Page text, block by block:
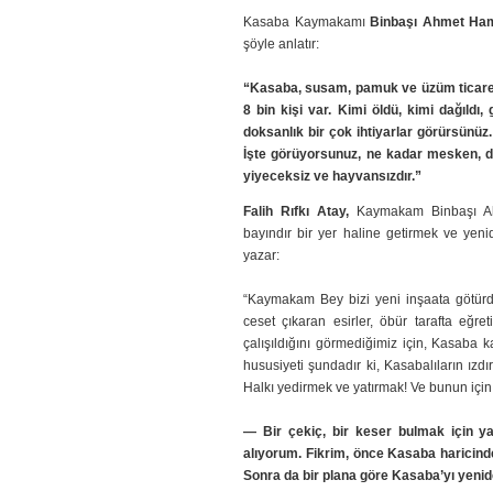
Kasaba Kaymakamı Binbaşı Ahmet
şöyle anlatır:
“Kasaba, susam, pamuk ve üzüm
8 bin kişi var. Kimi öldü, kimi
doksanlık bir çok ihtiyarlar
İşte görüyorsunuz, ne kadar mesken,
yiyeceksiz ve hayvansızdır.”
Falih Rıfkı Atay,Kaymakam Binbaşı
bayındır bir yer haline getirmek ve
yazar:
“Kaymakam Bey bizi yeni inşaata
ceset çıkaran esirler, öbür tarafta
çalışıldığını görmediğimiz için, Kasaba
hususiyeti şundadır ki, Kasabalıların
Halkı yedirmek ve yatırmak! Ve bunun
— Bir çekiç, bir keser bulmak için
alıyorum. Fikrim, önce Kasaba
Sonra da bir plana göre Kasaba’yı